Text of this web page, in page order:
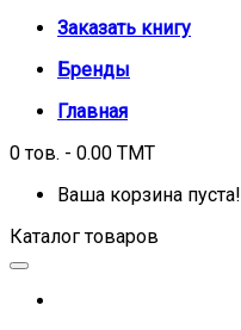
Заказать книгу
Бренды
Главная
0 тов. - 0.00 TMT
Ваша корзина пуста!
Каталог товаров